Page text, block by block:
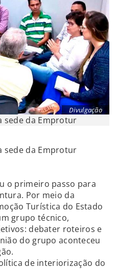
Divulgação
sede da Emprotur
sede da Emprotur
o primeiro passo para
Por meio da
Turística do Estado
grupo técnico,
debater roteiros e
do grupo aconteceu
de interiorização do